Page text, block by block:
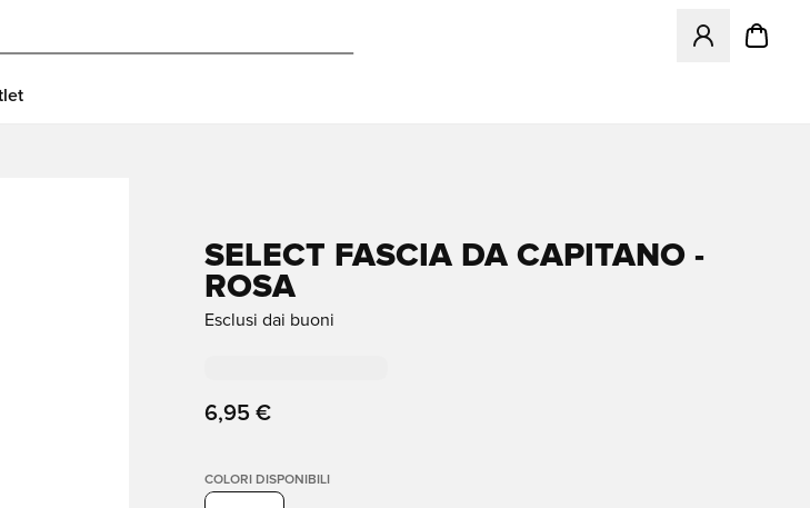
Apre una
SELECT FASCIA DA CAPITANO -
ROSA
Esclusi dai buoni
6,95 €
COLORI DISPONIBILI